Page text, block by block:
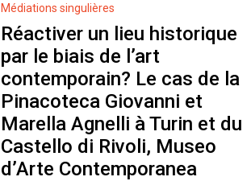
Médiations singulières
Réactiver un lieu historique
par le biais de l’art
contemporain? Le cas de la
Pinacoteca Giovanni et
Marella Agnelli à Turin et du
Castello di Rivoli, Museo
d’Arte Contemporanea